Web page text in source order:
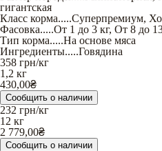
гигантская
Класс корма.....Суперпремиум,
Фасовка.....От 1 до 3 кг, От 8 до
Тип корма.....На основе мяса
Ингредиенты.....Говядина
358 грн/кг
1,2 кг
430,00₴
Сообщить о наличии
232 грн/кг
12 кг
2 779,00₴
Сообщить о наличии